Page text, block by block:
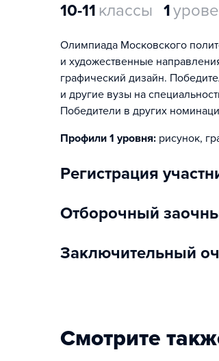
10-11 классы 1
Олимпиада Московского
и художественные
графический дизайн.
и другие вузы на
Победители в других
Профили 1 уровня: рисунок,
регистрация
отборочный
заключительный
Смотрите